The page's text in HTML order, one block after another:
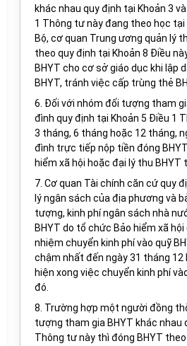
khác nhau quy định tại Khoản 3
1 Thông tư này đang theo học
Bộ, cơ quan Trung ương quản lý
theo quy định tại Khoản 8 Điều
BHYT cho cơ sở giáo dục khi lập
BHYT, tránh việc cấp trùng thẻ
6. Đối với nhóm đối tượng tham
đình quy định tại Khoản 5 Điều 1
3 tháng, 6 tháng hoặc 12 tháng,
đình trực tiếp nộp tiền đóng
hiểm xã hội hoặc đại lý thu BHYT
7. Cơ quan Tài chính căn cứ quy
lý ngân sách của địa phương và
tượng, kinh phí ngân sách nhà
BHYT do tổ chức Bảo hiểm xã
nhiệm chuyển kinh phí vào quỹ
chậm nhất đến ngày 31 tháng 12
hiện xong việc chuyển kinh phí
đó.
8. Trường hợp một người đồng
tượng tham gia BHYT khác nhau
Thông tư này thì đóng BHYT